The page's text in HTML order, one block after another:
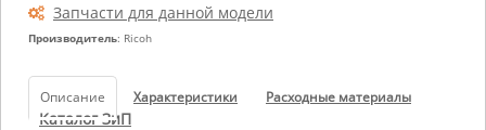
Запчасти для данной модели
Производитель: Ricoh
Описание Характеристики Расходные материалы
Каталог ЗиП